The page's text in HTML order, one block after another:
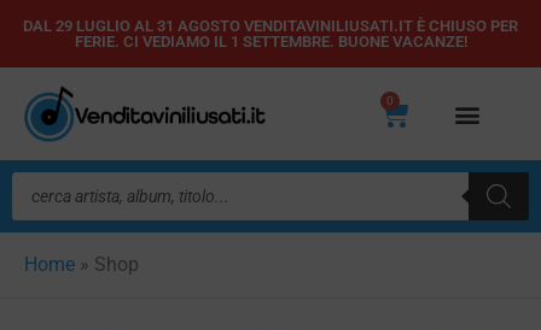
Vai
contenuto
DAL 29 LUGLIO AL 31 AGOSTO VENDITAVINILIUSATI.IT È CHIUSO PER
FERIE. CI VEDIAMO IL 1 SETTEMBRE. BUONE VACANZE!
0
Carrello
Ricerca
prodotti
Home » Shop